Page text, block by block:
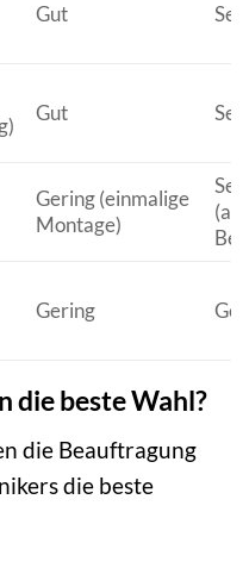
Gut
Gut
Gering (einmalige
Montage)
Gering
die beste Wahl?
die Beauftragung
die beste